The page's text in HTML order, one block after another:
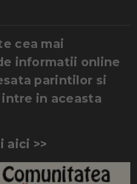
cea mai
informatii online
parintilor si
in aceasta
aici >>